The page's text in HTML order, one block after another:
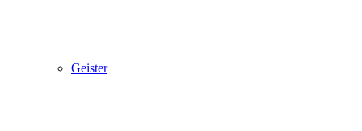
Geister